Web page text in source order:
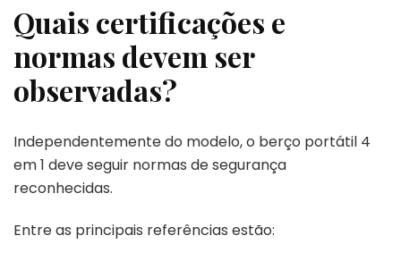
Quais certificações e
normas devem ser
observadas?
Independentemente do modelo, o berço portátil 4
em 1 deve seguir normas de segurança
reconhecidas.
Entre as principais referências estão: